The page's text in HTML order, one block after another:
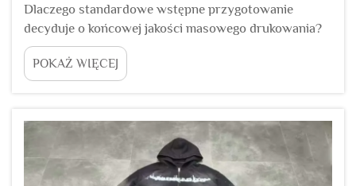
Dlaczego standardowe wstępne przygotowanie
decyduje o końcowej jakości masowego drukowania?
Wielu operatorów marek odzieżowych nie docenia, jak
bardzo procesy wstępnego przygotowania wpływają
na całość wyników dużych partii koszulek z
bawełny zawierają niewidoczne zanieczyszczenia...
POKAŻ WIĘCEJ